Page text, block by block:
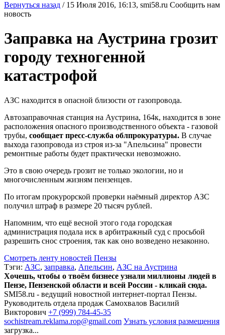
Вернуться назад / 15 Июля 2016, 16:13, smi58.ru Сообщить нам
новость
Заправка на Аустрина грозит
городу техногенной
катастрофой
АЗС находится в опасной близости от газопровода.
Автозаправочная станция на Аустрина, 164к, находится в зоне
расположения опасного производственного объекта - газовой
трубы, сообщает пресс-служба облпрокуратуры. В случае
выхода газопровода из строя из-за "Апельсина" провести
ремонтные работы будет практически невозможно.
Это в свою очередь грозит не только экологии, но и
многочисленным жизням пензенцев.
По итогам прокурорской проверки наёмный директор АЗС
получил штраф в размере 20 тысяч рублей.
Напомним, что ещё весной этого года городская
администрация подала иск в арбитражный суд с просьбой
разрешить снос строения, так как оно возведено незаконно.
Смотреть ленту новостей Пензы
Тэги: АЗС, заправка, Апельсин, АЗС на Аустрина
Хочешь, чтобы о твоём бизнесе узнали миллионы людей в
Пензе, Пензенской области и всей России - кликай сюда.
SMI58.ru - ведущий новостной интернет-портал Пензы.
Руководитель отдела продаж Самохвалов Василий
Викторович +7 (999) 784-45-35
sochistream.reklama.rop@gmail.com Узнать условия размещения
загрузка...